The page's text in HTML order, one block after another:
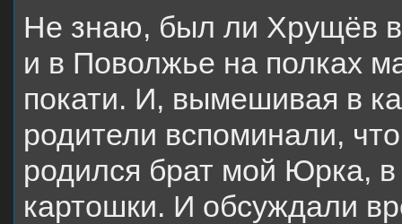
Не знаю, был ли Хрущёв
и в Поволжье на полках
покати. И, вымешивая в
родители вспоминали,
родился брат мой Юрка,
картошки. И обсуждали